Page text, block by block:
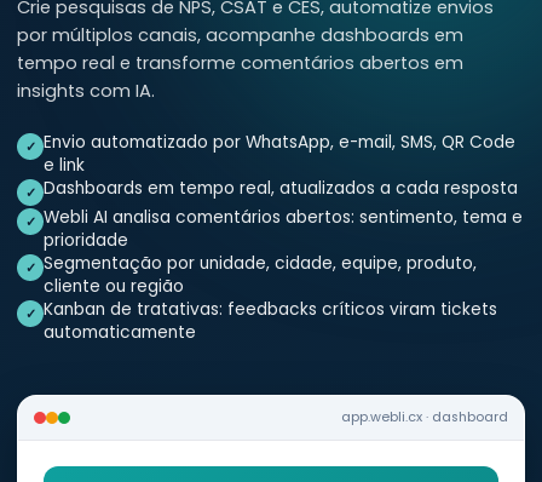
Crie pesquisas de NPS, CSAT e CES, automatize envios
por múltiplos canais, acompanhe dashboards em
tempo real e transforme comentários abertos em
insights com IA.
✓ Envio automatizado por WhatsApp, e-mail, SMS, QR Code
e link
✓ Dashboards em tempo real, atualizados a cada resposta
✓ Webli AI analisa comentários abertos: sentimento, tema e
prioridade
✓ Segmentação por unidade, cidade, equipe, produto,
cliente ou região
✓ Kanban de tratativas: feedbacks críticos viram tickets
automaticamente
app.webli.cx · dashboard